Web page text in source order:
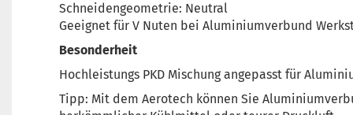
Schneidengeometrie: Neutral
Geeignet für V Nuten bei Aluminiumverbund
Besonderheit
Hochleistungs PKD Mischung angepasst für
Tipp: Mit dem Aerotech können Sie